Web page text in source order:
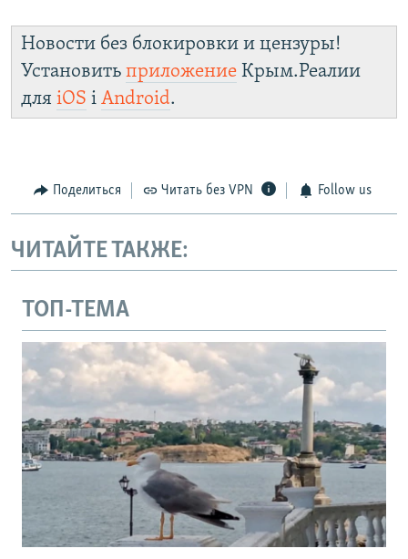
Новости без блокировки и цензуры!
Установить приложение Крым.Реалии
для iOS і Android.
Поделиться Читать без VPN Follow us
ЧИТАЙТЕ ТАКЖЕ:
ТОП-ТЕМА